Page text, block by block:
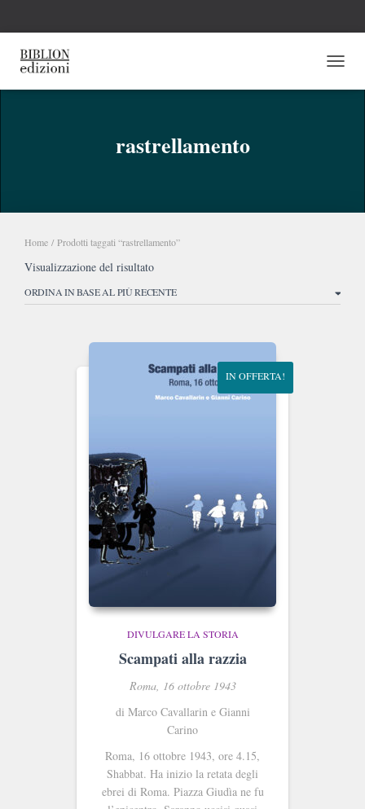
rastrellamento
Home / Prodotti taggati “rastrellamento”
Visualizzazione del risultato
IN OFFERTA!
DIVULGARE LA STORIA
Scampati alla razzia
Roma, 16 ottobre 1943
di Marco Cavallarin e Gianni
Carino
Roma, 16 ottobre 1943, ore 4.15,
Shabbat. Ha inizio la retata degli
ebrei di Roma. Piazza Giudìa ne fu